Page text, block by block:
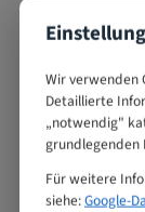
Wir verwenden
Detaillierte
„notwendig"
grundlegenden
Für weitere
siehe:Google-